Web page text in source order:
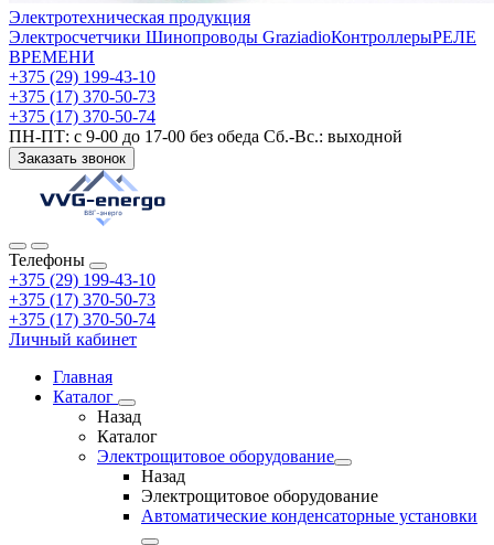
Электротехническая продукция
Электросчетчики Шинопроводы GraziadioКонтроллерыРЕЛЕ
ВРЕМЕНИ
+375 (29) 199-43-10
+375 (17) 370-50-73
+375 (17) 370-50-74
ПН-ПТ: с 9-00 до 17-00 без обеда Сб.-Вс.: выходной
Заказать звонок
Телефоны
+375 (29) 199-43-10
+375 (17) 370-50-73
+375 (17) 370-50-74
Личный кабинет
Главная
Каталог
Назад
Каталог
Электрощитовое оборудование
Назад
Электрощитовое оборудование
Автоматические конденсаторные установки